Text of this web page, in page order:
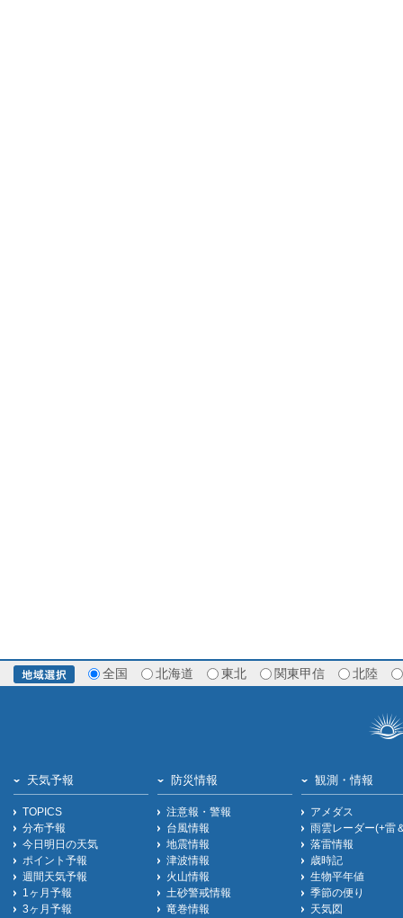
全国 北海道 東北 関東甲信 北陸
天気予報
TOPICS
分布予報
今日明日の天気
ポイント予報
週間天気予報
1ヶ月予報
3ヶ月予報
防災情報
注意報・警報
台風情報
地震情報
津波情報
火山情報
土砂警戒情報
竜巻情報
観測・情報
アメダス
雨雲レーダー(+雷
落雷情報
歳時記
生物平年値
季節の便り
天気図